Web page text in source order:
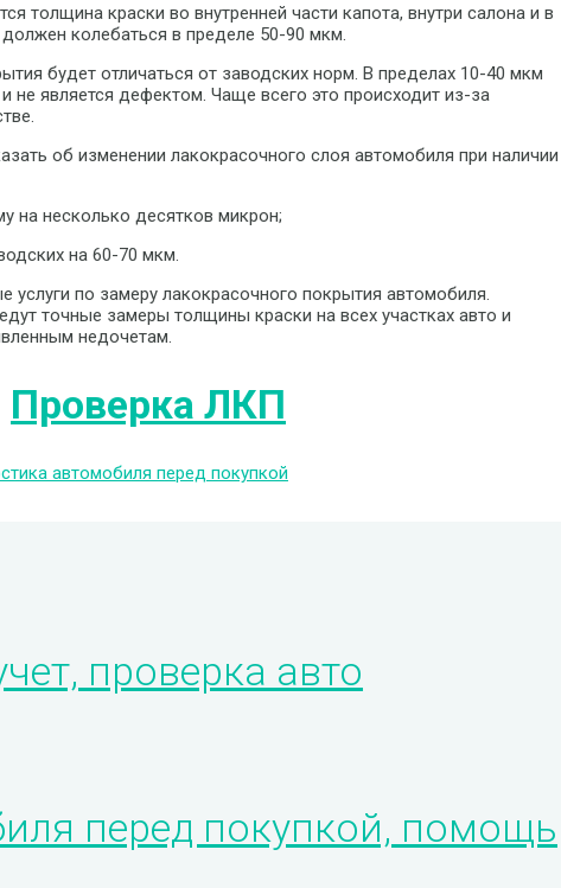
толщина краски во внутренней части капота, внутри салона и в
колебаться в пределе 50-90 мкм.
будет отличаться от заводских норм. В пределах 10-40 мкм
не является дефектом. Чаще всего это происходит из-за
об изменении лакокрасочного слоя автомобиля при наличии
на несколько десятков микрон;
на 60-70 мкм.
услуги по замеру лакокрасочного покрытия автомобиля.
точные замеры толщины краски на всех участках авто и
недочетам.
Проверка ЛКП
автомобиля перед покупкой
проверка авто
перед покупкой, помощь